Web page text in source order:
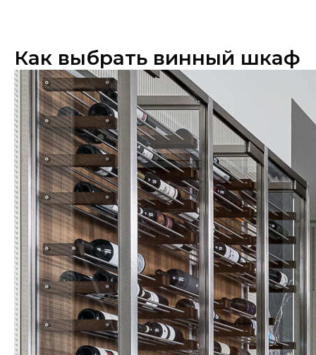
Как выбрать винный шкаф